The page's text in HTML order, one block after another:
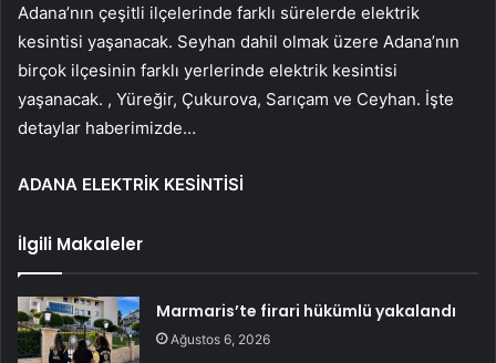
Adana’nın çeşitli ilçelerinde farklı sürelerde elektrik
kesintisi yaşanacak. Seyhan dahil olmak üzere Adana’nın
birçok ilçesinin farklı yerlerinde elektrik kesintisi
yaşanacak. , Yüreğir, Çukurova, Sarıçam ve Ceyhan. İşte
detaylar haberimizde…
ADANA ELEKTRİK KESİNTİSİ
İlgili Makaleler
Marmaris’te firari hükümlü yakalandı
Ağustos 6, 2026